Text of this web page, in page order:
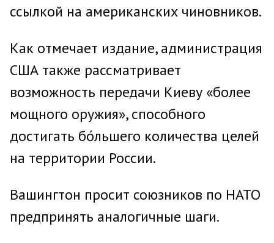
ссылкой на американских чиновников.
Как отмечает издание, администрация
США также рассматривает
возможность передачи Киеву «более
мощного оружия», способного
достигать бо́льшего количества целей
на территории России.
Вашингтон просит союзников по НАТО
предпринять аналогичные шаги.